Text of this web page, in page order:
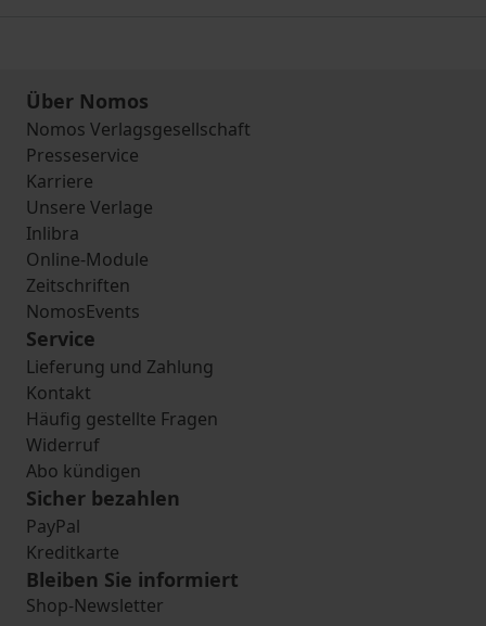
Über Nomos
Nomos Verlagsgesellschaft
Presseservice
Karriere
Unsere Verlage
Inlibra
Online-Module
Zeitschriften
NomosEvents
Service
Lieferung und Zahlung
Kontakt
Häufig gestellte Fragen
Widerruf
Abo kündigen
Sicher bezahlen
PayPal
Kreditkarte
Bleiben Sie informiert
Shop-Newsletter